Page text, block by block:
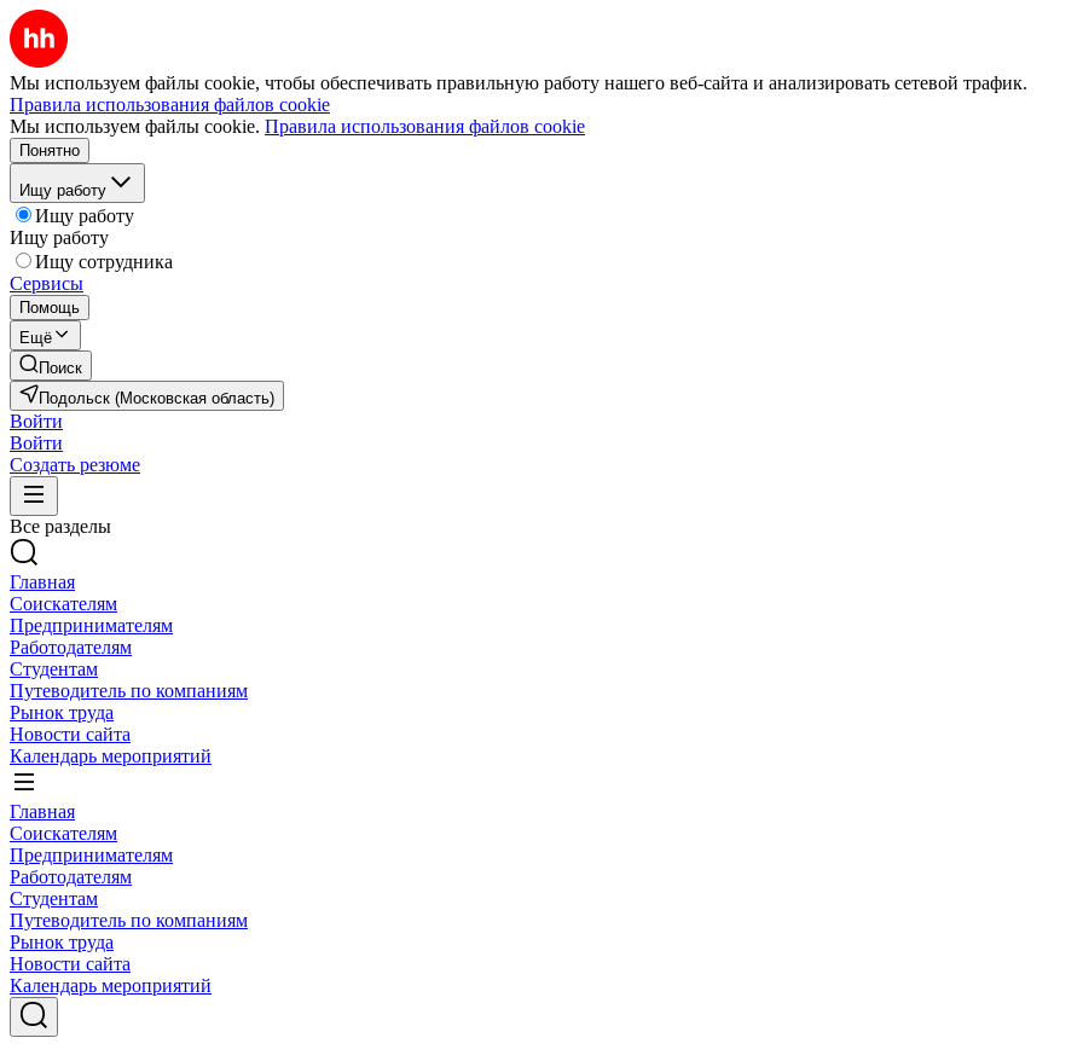
Мы используем файлы cookie, чтобы обеспечивать правильную работу нашего веб-сайта и анализировать сетевой трафик.
Правила использования файлов cookie
Мы используем файлы cookie. Правила использования файлов cookie
Понятно
Ищу работу
Ищу работу
Ищу работу
Ищу сотрудника
Сервисы
Помощь
Ещё
Поиск
Подольск (Московская область)
Войти
Войти
Создать резюме
Все разделы
Главная
Соискателям
Предпринимателям
Работодателям
Студентам
Путеводитель по компаниям
Рынок труда
Новости сайта
Календарь мероприятий
Главная
Соискателям
Предпринимателям
Работодателям
Студентам
Путеводитель по компаниям
Рынок труда
Новости сайта
Календарь мероприятий